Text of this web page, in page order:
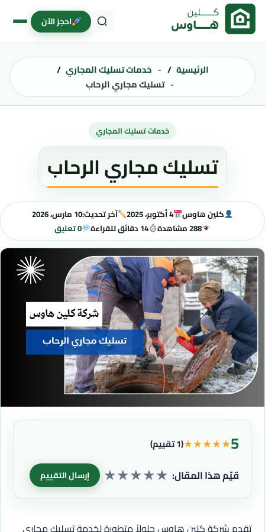
تخطى إلى المحتوى
احجز الآن
الرئيسية
خدمات تسليك المجاري
تسليك مجاري الرحاب
خدمات تسليك المجاري
تسليك مجاري الرحاب
كلين هاوس 4 أكتوبر، 2025 آخر تحديث:10 مارس، 2026
288 مشاهدة
14 دقائق للقراءة 0 تعليق
5
★
★
★
★
★(1 تقييم)
قيّم هذا المقال: ★
★
★
★
★ إرسال التقييم